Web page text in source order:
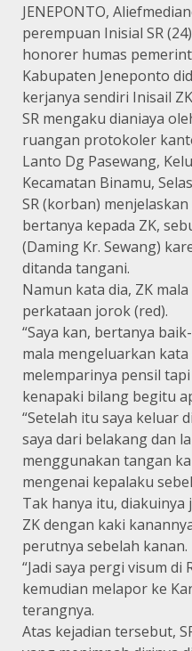
JENEPONTO,
perempuan Inisial SR
honorer humas
Kabupaten Jeneponto
kerjanya sendiri Inisail
SR mengaku dianiaya
ruangan protokoler
Lanto Dg Pasewang,
Kecamatan Binamu,
SR (korban)
bertanya kepada ZK,
(Daming Kr. Sewang)
ditanda tangani.
Namun kata dia, ZK
perkataan jorok (red).
“Saya kan, bertanya
mala mengeluarkan
melemparinya pensil
kenapaki bilang begitu
“Setelah itu saya keluar
saya dari belakang dan
menggunakan tangan
mengenai kepalaku
Tak hanya itu,
ZK dengan kaki
perutnya sebelah kanan.
“Jadi saya pergi visum di
kemudian melapor ke
terangnya.
Atas kejadian tersebut,